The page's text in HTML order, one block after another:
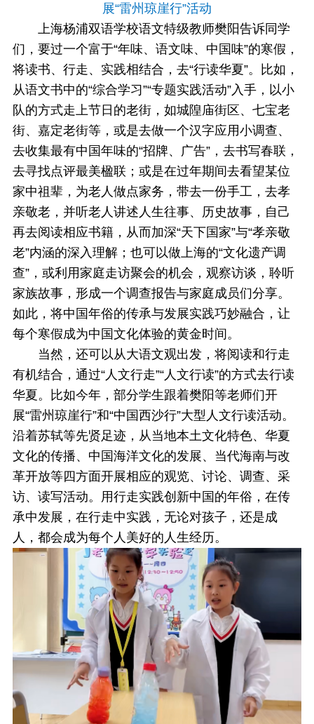
展“雷州琼崖行”活动
上海杨浦双语学校语文特级教师樊阳告诉同学
们，要过一个富于“年味、语文味、中国味”的寒假，
将读书、行走、实践相结合，去“行读华夏”。比如，
从语文书中的“综合学习”“专题实践活动”入手，以小
队的方式走上节日的老街，如城隍庙街区、七宝老
街、嘉定老街等，或是去做一个汉字应用小调查、
去收集最有中国年味的“招牌、广告”，去书写春联，
去寻找点评最美楹联；或是在过年期间去看望某位
家中祖辈，为老人做点家务，带去一份手工，去孝
亲敬老，并听老人讲述人生往事、历史故事，自己
再去阅读相应书籍，从而加深“天下国家”与“孝亲敬
老”内涵的深入理解；也可以做上海的“文化遗产调
查”，或利用家庭走访聚会的机会，观察访谈，聆听
家族故事，形成一个调查报告与家庭成员们分享。
如此，将中国年俗的传承与发展实践巧妙融合，让
每个寒假成为中国文化体验的黄金时间。
当然，还可以从大语文观出发，将阅读和行走
有机结合，通过“人文行走”“人文行读”的方式去行读
华夏。比如今年，部分学生跟着樊阳等老师们开
展“雷州琼崖行”和“中国西沙行”大型人文行读活动。
沿着苏轼等先贤足迹，从当地本土文化特色、华夏
文化的传播、中国海洋文化的发展、当代海南与改
革开放等四方面开展相应的观览、讨论、调查、采
访、读写活动。用行走实践创新中国的年俗，在传
承中发展，在行走中实践，无论对孩子，还是成
人，都会成为每个人美好的人生经历。